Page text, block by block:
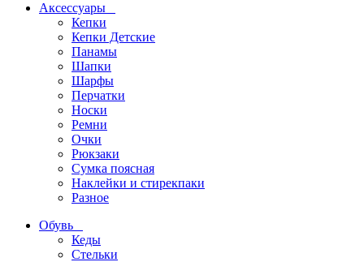
Аксессуары
Кепки
Кепки Детские
Панамы
Шапки
Шарфы
Перчатки
Носки
Ремни
Очки
Рюкзаки
Сумка поясная
Наклейки и стирекпаки
Разное
Обувь
Кеды
Стельки